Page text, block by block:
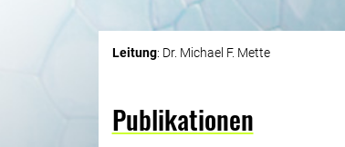
Leitung: Dr. Michael F. Mette
Publikationen